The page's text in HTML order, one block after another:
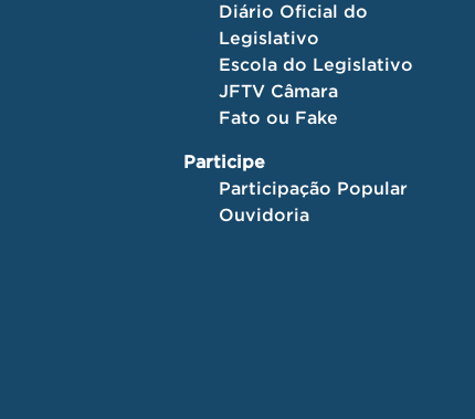
Diário Oficial do
Legislativo
Escola do Legislativo
JFTV Câmara
Fato ou Fake
Participe
Participação Popular
Ouvidoria